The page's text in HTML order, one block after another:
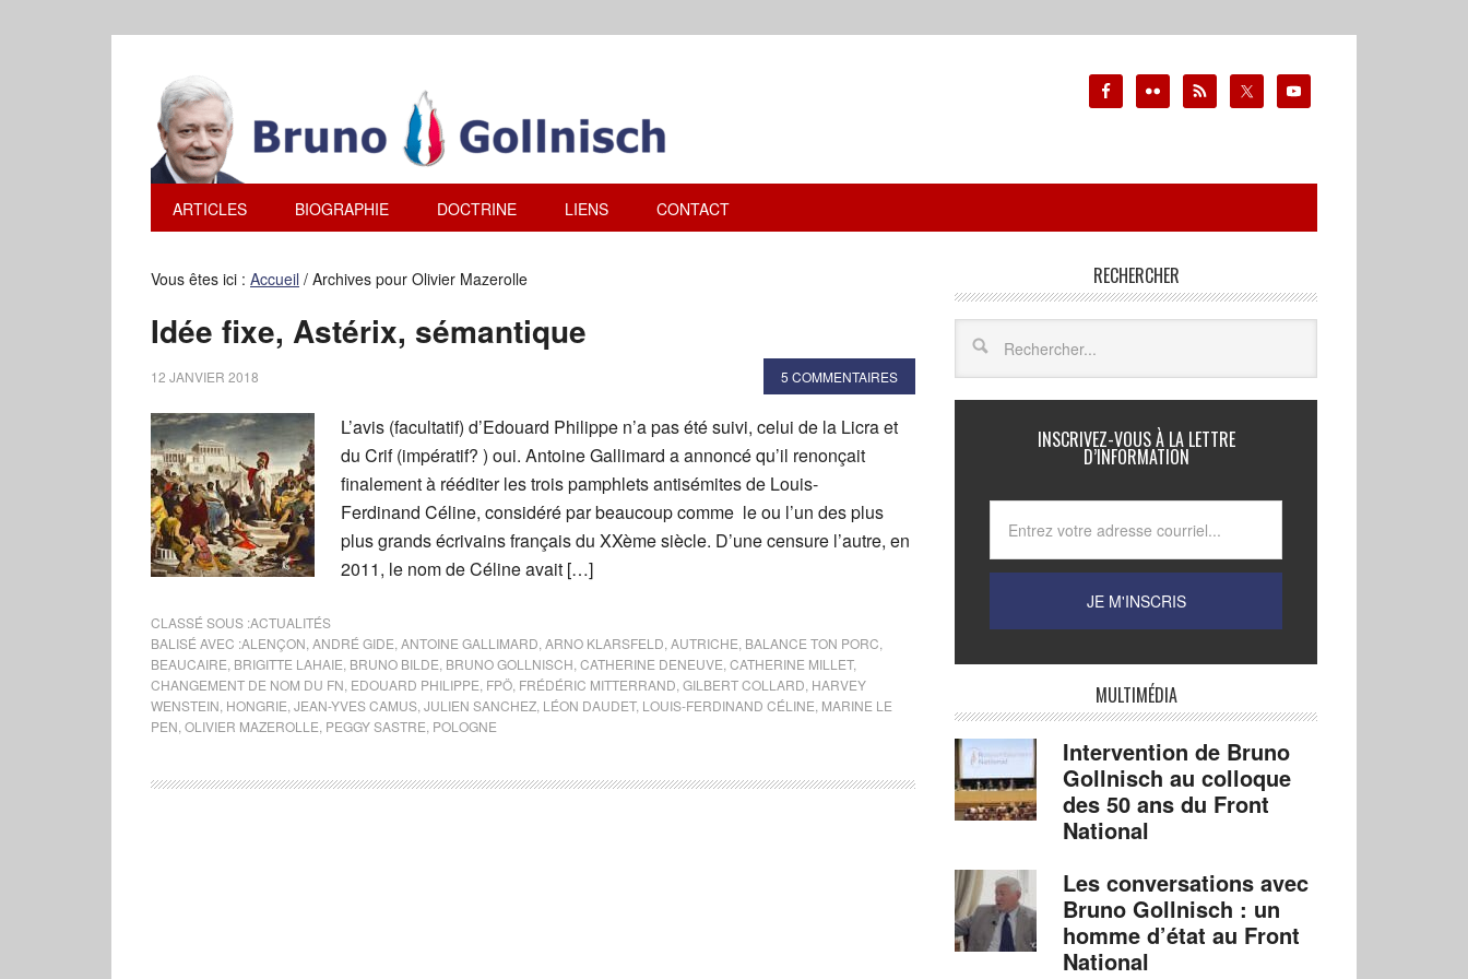
ARTICLES BIOGRAPHIE DOCTRINE LIENS CONTACT
Vous êtes ici : Accueil / Archives pour Olivier Mazerolle
Idée fixe, Astérix, sémantique
12 JANVIER 2018 5 COMMENTAIRES
L’avis (facultatif) d’Edouard Philippe n’a pas été suivi, celui de la Licra et
du Crif (impératif? ) oui. Antoine Gallimard a annoncé qu’il renonçait
finalement à rééditer les trois pamphlets antisémites de Louis-
Ferdinand Céline, considéré par beaucoup comme le ou l’un des plus
plus grands écrivains français du XXème siècle. D’une censure l’autre, en
2011, le nom de Céline avait […]
CLASSÉ SOUS :ACTUALITÉS
BALISÉ AVEC :ALENÇON ANDRÉ GIDE ANTOINE GALLIMARD ARNO KLARSFELD AUTRICHE BALANCE TON PORC
BEAUCAIRE BRIGITTE LAHAIE BRUNO BILDE BRUNO GOLLNISCH CATHERINE DENEUVE CATHERINE MILLET,
CHANGEMENT DE NOM DU FN EDOUARD PHILIPPE FPÖ FRÉDÉRIC MITTERRAND GILBERT COLLARD HARVEY
WENSTEIN HONGRIE JEAN-YVES CAMUS JULIEN SANCHEZ LÉON DAUDET, LOUIS-FERDINAND CÉLINE MARINE LE
PEN OLIVIER MAZEROLLE PEGGY SASTRE POLOGNE
RECHERCHER
INSCRIVEZ-VOUS À LA LETTRE
D’INFORMATION
MULTIMÉDIA
Intervention de Bruno
Gollnisch au colloque
des 50 ans du Front
National
Les conversations avec
Bruno Gollnisch : un
homme d’état au Front
National